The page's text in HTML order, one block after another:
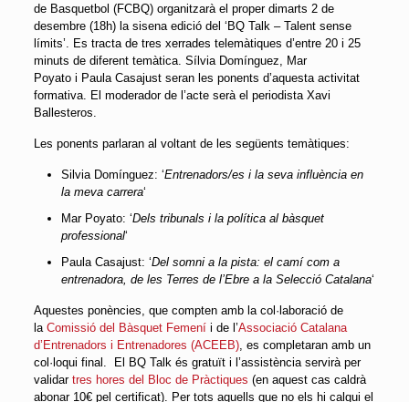
de Basquetbol (FCBQ) organitzarà el proper dimarts 2 de
desembre (18h) la sisena edició del ‘BQ Talk – Talent sense
límits’. Es tracta de tres xerrades telemàtiques d’entre 20 i 25
minuts de diferent temàtica. Sílvia Domínguez, Mar
Poyato i Paula Casajust seran les ponents d’aquesta activitat
formativa. El moderador de l’acte serà el periodista Xavi
Ballesteros.
Les ponents parlaran al voltant de les següents temàtiques:
Silvia Domínguez: ‘Entrenadors/es i la seva influència en
la meva carrera‘
Mar Poyato: ‘Dels tribunals i la política al bàsquet
professional‘
Paula Casajust: ‘Del somni a la pista: el camí com a
entrenadora, de les Terres de l’Ebre a la Selecció Catalana‘
Aquestes ponències, que compten amb la col·laboració de
la Comissió del Bàsquet Femeníi de l’Associació Catalana
d’Entrenadors i Entrenadores (ACEEB), es completaran amb un
col·loqui final. El BQ Talk és gratuït i l’assistència servirà per
validar tres hores del Bloc de Pràctiques (en aquest cas caldrà
abonar 10€ pel certificat). Per tots aquells que no els hi calgui el